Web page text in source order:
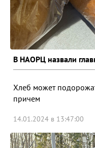
В НАОРЦ назвали
Хлеб может
причем
14.01.2024 в 13:47:00